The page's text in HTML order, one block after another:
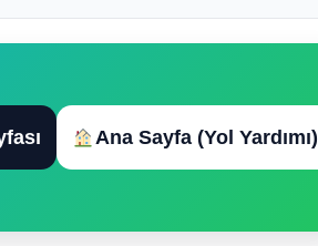
Ana Sayfa (Yol Yardımı)